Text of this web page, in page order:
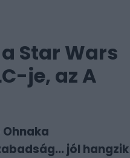
Star Wars
je, az A
jól hangzik